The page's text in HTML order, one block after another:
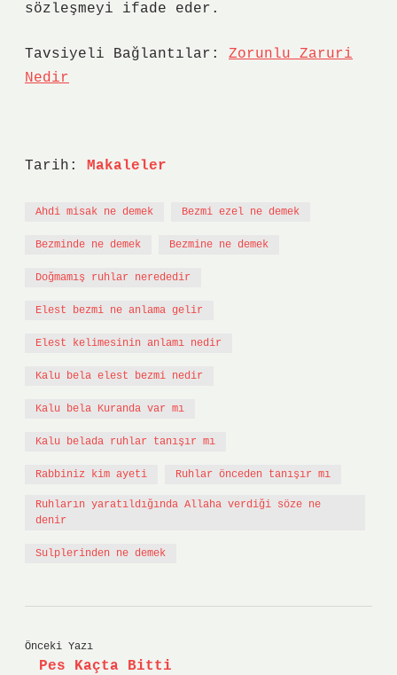
sözleşmeyi ifade eder.
Tavsiyeli Bağlantılar: Zorunlu Zaruri
Nedir
Tarih: Makaleler
Ahdi misak ne demek Bezmi ezel ne demek
Bezminde ne demek Bezmine ne demek
Doğmamış ruhlar nerededir
Elest bezmi ne anlama gelir
Elest kelimesinin anlamı nedir
Kalu bela elest bezmi nedir
Kalu bela Kuranda var mı
Kalu belada ruhlar tanışır mı
Rabbiniz kim ayeti Ruhlar önceden tanışır mı
Ruhların yaratıldığında Allaha verdiği söze ne
denir
Sulplerinden ne demek
Önceki Yazı
Pes Kaçta Bitti